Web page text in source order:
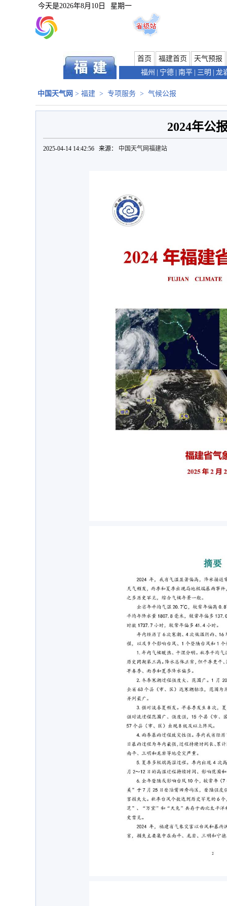
今天是2026年8月10日 星期一
首页 福建首页
天气预报
福州
宁德 南平 三明 龙
中国天气网 > 福建 > 专项服务 > 气候公报
2024年公
2025-04-14 14:42:56 来源： 中国天气网福建站